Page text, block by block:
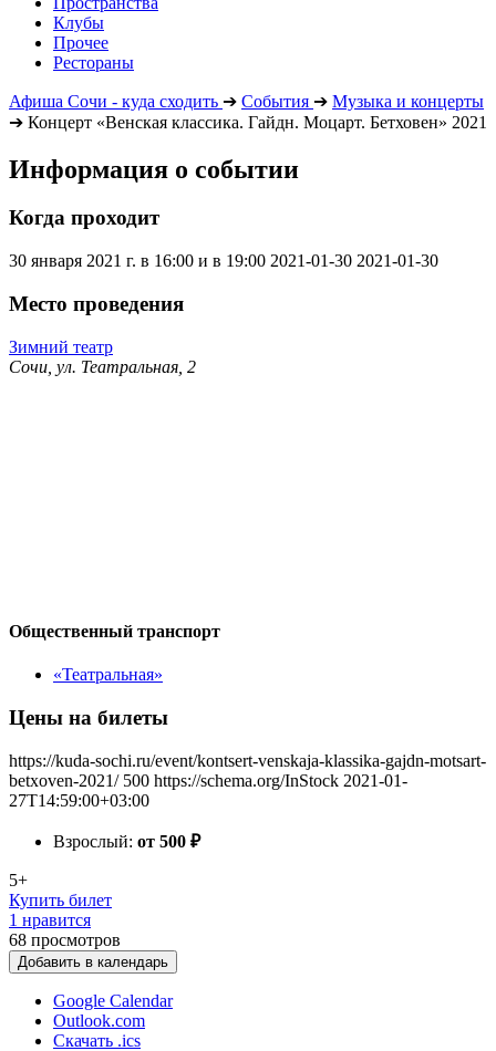
Клубы
Прочее
Рестораны
Афиша Сочи - куда сходить ➔ События ➔ Музыка и концерты
➔ Концерт «Венская классика. Гайдн. Моцарт. Бетховен» 2021
Информация о событии
Когда проходит
30 января 2021 г. в 16:00 и в 19:00 2021-01-30 2021-01-30
Место проведения
Зимний театр
Сочи, ул. Театральная, 2
Общественный транспорт
«Театральная»
Цены на билеты
https://kuda-sochi.ru/event/kontsert-venskaja-klassika-gajdn-motsart-
betxoven-2021/ 500 https://schema.org/InStock 2021-01-
27T14:59:00+03:00
Взрослый: от 500 ₽
5+
Купить билет
1 нравится
68 просмотров
Добавить в календарь
Google Calendar
Outlook.com
Скачать .ics